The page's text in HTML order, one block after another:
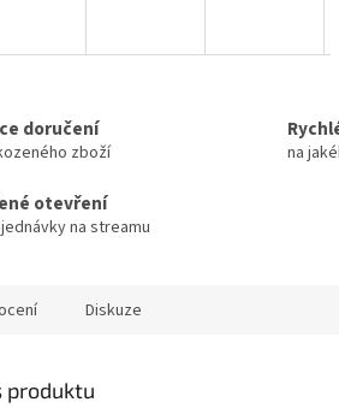
doručení
zboží na
otevření
na streamu
Diskuze
produktu